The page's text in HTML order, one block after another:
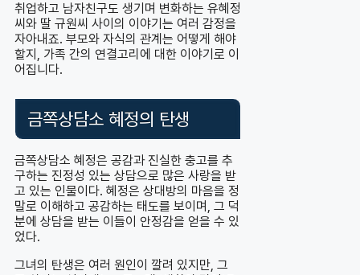
취업하고 남자친구도 생기며 변화하는 유혜정
씨와 딸 규원씨 사이의 이야기는 여러 감정을
자아내죠. 부모와 자식의 관계는 어떻게 해야
할지, 가족 간의 연결고리에 대한 이야기로 이
어집니다.
금쪽상담소 혜정의 탄생
금쪽상담소 혜정은 공감과 진실한 충고를 추
구하는 진정성 있는 상담으로 많은 사랑을 받
고 있는 인물이다. 혜정은 상대방의 마음을 정
말로 이해하고 공감하는 태도를 보이며, 그 덕
분에 상담을 받는 이들이 안정감을 얻을 수 있
었다.
그녀의 탄생은 여러 원인이 깔려 있지만, 그